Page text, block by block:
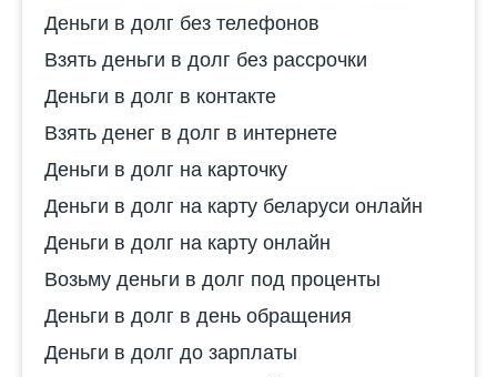
Деньги в долг без телефонов
Взять деньги в долг без рассрочки
Деньги в долг в контакте
Взять денег в долг в интернете
Деньги в долг на карточку
Деньги в долг на карту беларуси онлайн
Деньги в долг на карту онлайн
Возьму деньги в долг под проценты
Деньги в долг в день обращения
Деньги в долг до зарплаты